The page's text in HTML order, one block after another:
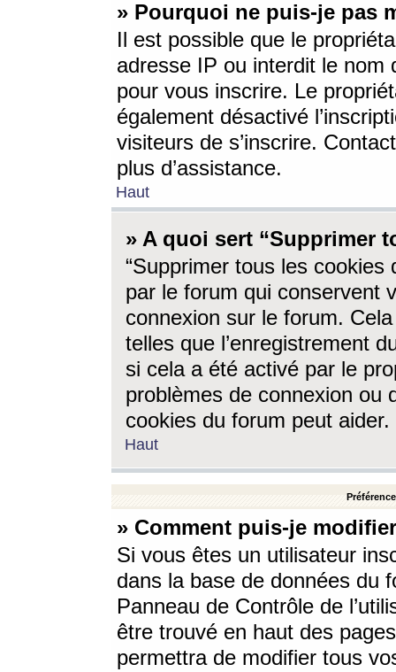
» Pourquoi ne puis-je pas
Il est possible que le
adresse IP ou interdit le nom
pour vous inscrire. Le
également désactivé
visiteurs de s’inscrire.
plus d’assistance.
Haut
» A quoi sert “Supprimer
“Supprimer tous les cookies
par le forum qui conservent
connexion sur le forum.
telles que l’enregistrement
si cela a été activé par le
problèmes de connexion ou
cookies du forum peut aider.
Haut
» Comment puis-je
Si vous êtes un utilisateur
dans la base de données du
Panneau de Contrôle de
être trouvé en haut des
permettra de modifier tous